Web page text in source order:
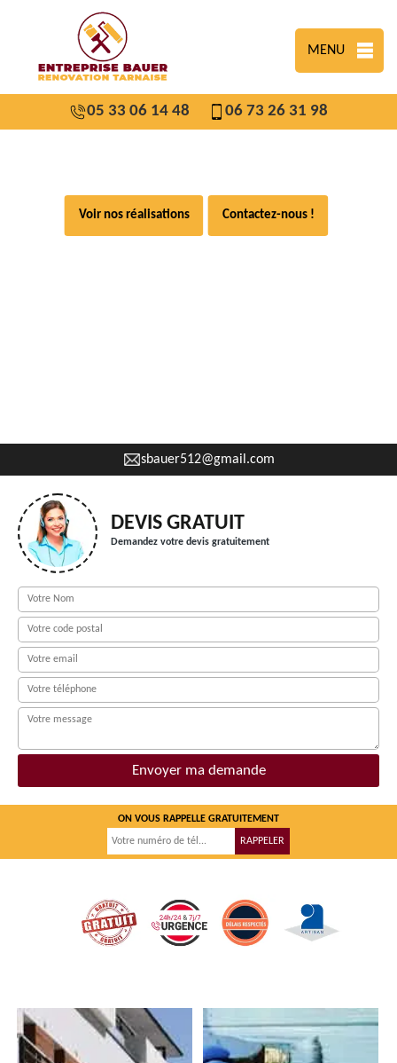
MENU
05 33 06 14 48 06 73 26 31 98
Voir nos réalisations Contactez-nous !
sbauer512@gmail.com
DEVIS GRATUIT
Demandez votre devis gratuitement
ON VOUS RAPPELLE GRATUITEMENT